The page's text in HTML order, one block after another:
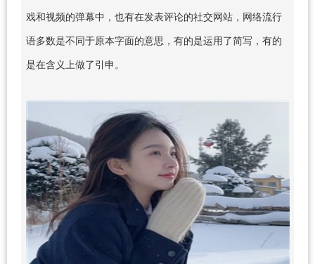
戏和视频的弹幕中，也有在发表评论的社交网站，网络流行
语多数是不同于原本字面的意思，有的是运用了简写，有的
是在含义上做了引申。